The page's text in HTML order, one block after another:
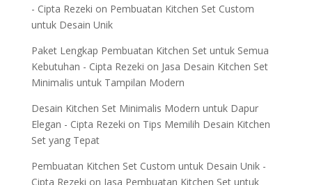
- Cipta Rezeki on Pembuatan Kitchen Set Custom
untuk Desain Unik
Paket Lengkap Pembuatan Kitchen Set untuk Semua
Kebutuhan - Cipta Rezeki on Jasa Desain Kitchen Set
Minimalis untuk Tampilan Modern
Desain Kitchen Set Minimalis Modern untuk Dapur
Elegan - Cipta Rezeki on Tips Memilih Desain Kitchen
Set yang Tepat
Pembuatan Kitchen Set Custom untuk Desain Unik -
Cipta Rezeki on Jasa Pembuatan Kitchen Set untuk